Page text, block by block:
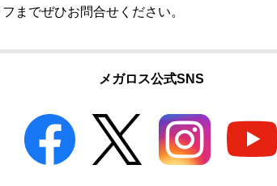
までぜひお問合せください。
メガロス公式SNS